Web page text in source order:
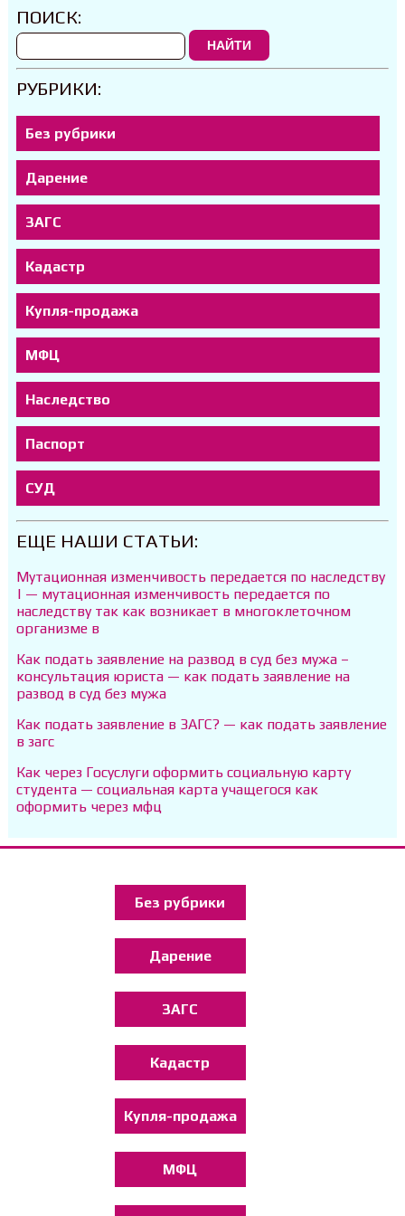
ПОИСК:
НАЙТИ
РУБРИКИ:
Без рубрики
Дарение
ЗАГС
Кадастр
Купля-продажа
МФЦ
Наследство
Паспорт
СУД
ЕЩЕ НАШИ СТАТЬИ:
Мутационная изменчивость передается по наследству
| — мутационная изменчивость передается по
наследству так как возникает в многоклеточном
организме в
Как подать заявление на развод в суд без мужа –
консультация юриста — как подать заявление на
развод в суд без мужа
Как подать заявление в ЗАГС? — как подать заявление
в загс
Как через Госуслуги оформить социальную карту
студента — социальная карта учащегося как
оформить через мфц
Без рубрики
Дарение
ЗАГС
Кадастр
Купля-продажа
МФЦ